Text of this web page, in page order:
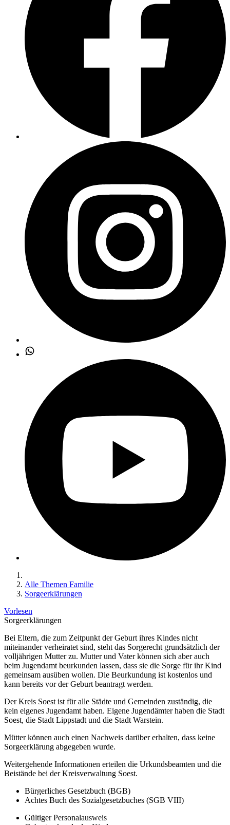
Alle Themen Familie
Sorgeerklärungen
Vorlesen
Sorgeerklärungen
Bei Eltern, die zum Zeitpunkt der Geburt ihres Kindes nicht
miteinander verheiratet sind, steht das Sorgerecht grundsätzlich der
volljährigen Mutter zu. Mutter und Vater können sich aber auch
beim Jugendamt beurkunden lassen, dass sie die Sorge für ihr Kind
gemeinsam ausüben wollen. Die Beurkundung ist kostenlos und
kann bereits vor der Geburt beantragt werden.
Der Kreis Soest ist für alle Städte und Gemeinden zuständig, die
kein eigenes Jugendamt haben. Eigene Jugendämter haben die Stadt
Soest, die Stadt Lippstadt und die Stadt Warstein.
Mütter können auch einen Nachweis darüber erhalten, dass keine
Sorgeerklärung abgegeben wurde.
Weitergehende Informationen erteilen die Urkundsbeamten und die
Beistände bei der Kreisverwaltung Soest.
Bürgerliches Gesetzbuch (BGB)
Achtes Buch des Sozialgesetzbuches (SGB VIII)
Gültiger Personalausweis